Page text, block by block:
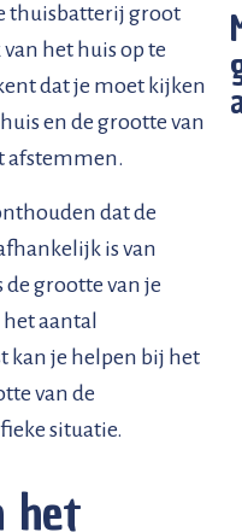
thuisbatterij groot
het huis op te
dat je moet kijken
en de grootte van
afstemmen.
dat de
is van
grootte van je
aantal
kan je helpen bij het
van de
situatie.
het